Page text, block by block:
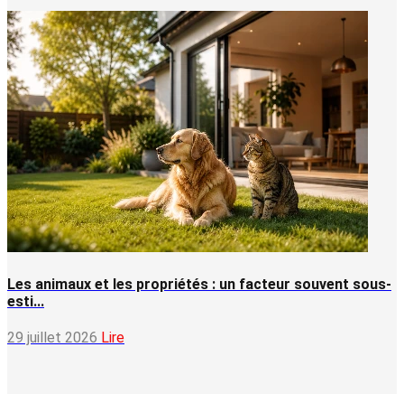
Les animaux et les propriétés : un facteur souvent sous-
esti...
29 juillet 2026 Lire